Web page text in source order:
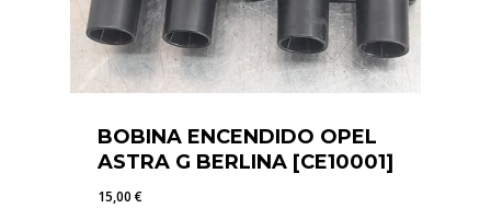
BOBINA ENCENDIDO OPEL
ASTRA G BERLINA [CE10001]
15,00€